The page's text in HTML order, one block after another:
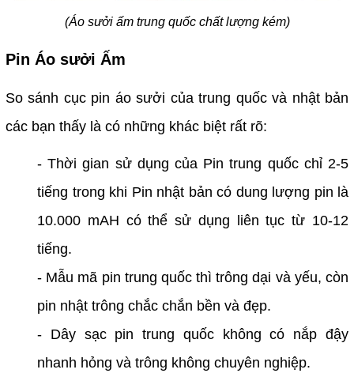
(Áo sưởi ấm trung quốc chất lượng kém)
Pin Áo sưởi Ấm
So sánh cục pin áo sưởi của trung quốc và nhật bản
các bạn thấy là có những khác biệt rất rõ:
- Thời gian sử dụng của Pin trung quốc chỉ 2-5
tiếng trong khi Pin nhật bản có dung lượng pin là
10.000 mAH có thể sử dụng liên tục từ 10-12
tiếng.
- Mẫu mã pin trung quốc thì trông dại và yếu, còn
pin nhật trông chắc chắn bền và đẹp.
- Dây sạc pin trung quốc không có nắp đậy
nhanh hỏng và trông không chuyên nghiệp.